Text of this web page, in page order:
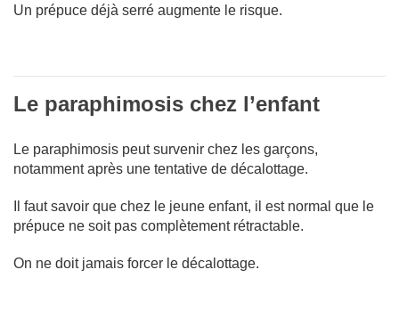
Un prépuce déjà serré augmente le risque.
Le paraphimosis chez l’enfant
Le paraphimosis peut survenir chez les garçons,
notamment après une tentative de décalottage.
Il faut savoir que chez le jeune enfant, il est normal que le
prépuce ne soit pas complètement rétractable.
On ne doit jamais forcer le décalottage.